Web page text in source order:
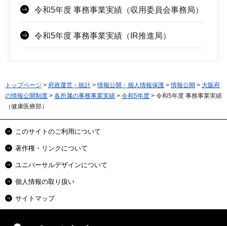
令和5年度 事務事業実績（収用委員会事務局）
令和5年度 事務事業実績（IR推進局）
トップページ > 府政運営・統計 >情報公開・個人情報保護 >情報公開 > 大阪府
の情報公開制度 > 各所属の事務事業実績 > 令和5年度 > 令和5年度 事務事業実績
（健康医療部）
このサイトのご利用について
著作権・リンクについて
ユニバーサルデザインについて
個人情報の取り扱い
サイトマップ